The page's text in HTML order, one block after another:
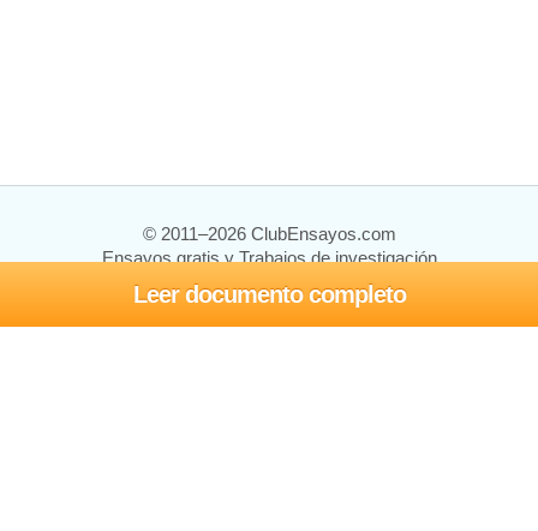
Leer documento completo
© 2011–2026 ClubEnsayos.com
Ensayos gratis y Trabajos de investigación